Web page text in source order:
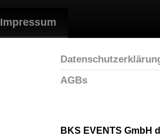
Impressum
AGBs
BKS EVENTS GmbH